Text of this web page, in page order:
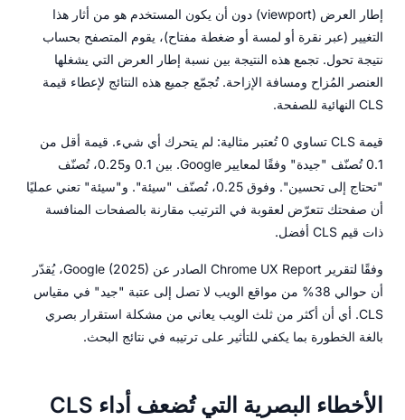
إطار العرض (viewport) دون أن يكون المستخدم هو من أثار هذا
التغيير (عبر نقرة أو لمسة أو ضغطة مفتاح)، يقوم المتصفح بحساب
نتيجة تحول. تجمع هذه النتيجة بين نسبة إطار العرض التي يشغلها
العنصر المُزاح ومسافة الإزاحة. تُجمّع جميع هذه النتائج لإعطاء قيمة
CLS النهائية للصفحة.
قيمة CLS تساوي 0 تُعتبر مثالية: لم يتحرك أي شيء. قيمة أقل من
0.1 تُصنّف "جيدة" وفقًا لمعايير Google. بين 0.1 و0.25، تُصنّف
"تحتاج إلى تحسين". وفوق 0.25، تُصنّف "سيئة". و"سيئة" تعني عمليًا
أن صفحتك تتعرّض لعقوبة في الترتيب مقارنة بالصفحات المنافسة
ذات قيم CLS أفضل.
وفقًا لتقرير Chrome UX Report الصادر عن Google (2025)، يُقدّر
أن حوالي 38% من مواقع الويب لا تصل إلى عتبة "جيد" في مقياس
CLS. أي أن أكثر من ثلث الويب يعاني من مشكلة استقرار بصري
بالغة الخطورة بما يكفي للتأثير على ترتيبه في نتائج البحث.
الأخطاء البصرية التي تُضعف أداء CLS